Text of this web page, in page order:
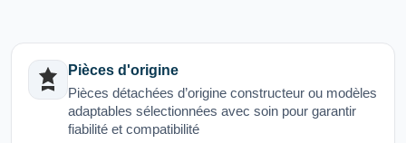
Pièces d'origine
Pièces détachées d’origine constructeur ou modèles
adaptables sélectionnées avec soin pour garantir
fiabilité et compatibilité